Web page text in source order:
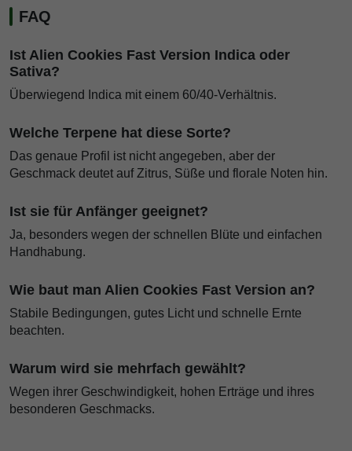
FAQ
Ist Alien Cookies Fast Version Indica oder
Sativa?
Überwiegend Indica mit einem 60/40-Verhältnis.
Welche Terpene hat diese Sorte?
Das genaue Profil ist nicht angegeben, aber der
Geschmack deutet auf Zitrus, Süße und florale Noten hin.
Ist sie für Anfänger geeignet?
Ja, besonders wegen der schnellen Blüte und einfachen
Handhabung.
Wie baut man Alien Cookies Fast Version an?
Stabile Bedingungen, gutes Licht und schnelle Ernte
beachten.
Warum wird sie mehrfach gewählt?
Wegen ihrer Geschwindigkeit, hohen Erträge und ihres
besonderen Geschmacks.